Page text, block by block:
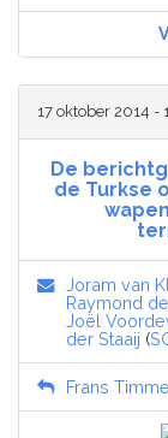
17 oktober 2014 -
De
de Turkse
Joram van
Raymond
Joël
der Staaij (
Frans